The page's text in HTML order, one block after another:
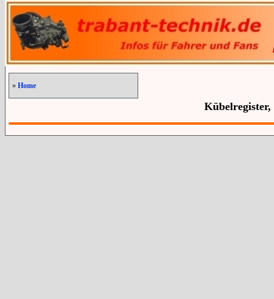
» Home
Kübelregister,